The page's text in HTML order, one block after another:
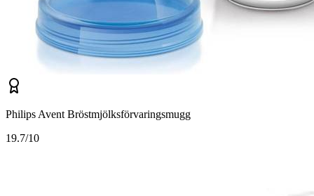
Philips Avent Bröstmjölksförvaringsmugg
19.7/10